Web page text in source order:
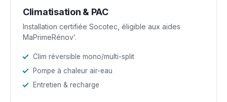
Climatisation & PAC
Installation certifiée Socotec, éligible aux aides
MaPrimeRénov’.
Clim réversible mono/multi-split
Pompe à chaleur air-eau
Entretien & recharge